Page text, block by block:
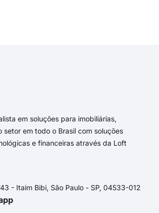
em soluções para imobiliárias,
setor em todo o Brasil com soluções
e financeiras através da Loft
- Itaim Bibi, São Paulo - SP, 04533-012